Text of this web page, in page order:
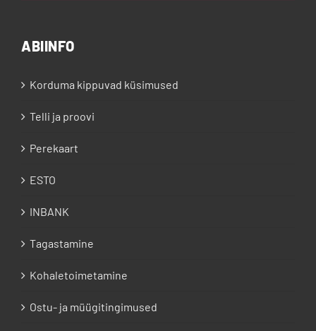
ABIINFO
Korduma kippuvad küsimused
Telli ja proovi
Perekaart
ESTO
INBANK
Tagastamine
Kohaletoimetamine
Ostu- ja müügitingimused